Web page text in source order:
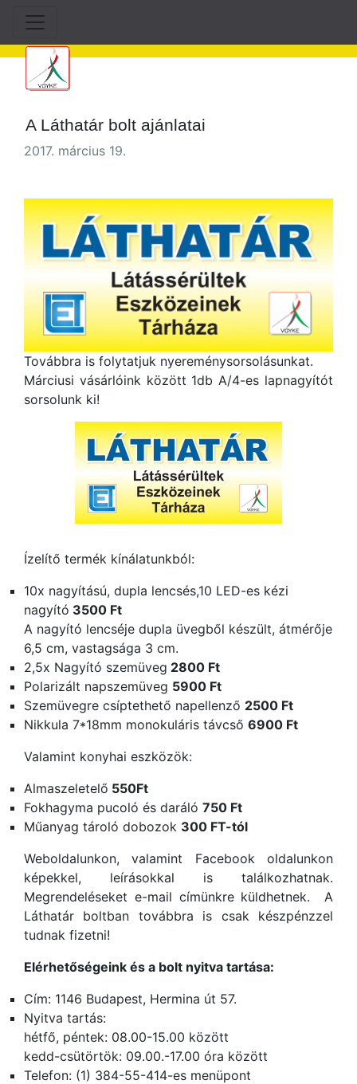
A Láthatár bolt ajánlatai
2017. március 19.
Továbbra is folytatjuk nyereménysorsolásunkat.
Márciusi vásárlóink között 1db A/4-es lapnagyítót
sorsolunk ki!
Ízelítő termék kínálatunkból:
10x nagyítású, dupla lencsés,10 LED-es kézi
nagyító 3500 Ft
A nagyító lencséje dupla üvegből készült, átmérője
6,5 cm, vastagsága 3 cm.
2,5x Nagyító szemüveg 2800 Ft
Polarizált napszemüveg 5900 Ft
Szemüvegre csíptethető napellenző 2500 Ft
Nikkula 7*18mm monokuláris távcső 6900 Ft
Valamint konyhai eszközök:
Almaszeletelő 550Ft
Fokhagyma pucoló és daráló 750 Ft
Műanyag tároló dobozok 300 FT-tól
Weboldalunkon, valamint Facebook oldalunkon
képekkel, leírásokkal is találkozhatnak.
Megrendeléseket e-mail címünkre küldhetnek. A
Láthatár boltban továbbra is csak készpénzzel
tudnak fizetni!
Elérhetőségeink és a bolt nyitva tartása:
Cím: 1146 Budapest, Hermina út 57.
Nyitva tartás:
hétfő, péntek: 08.00-15.00 között
kedd-csütörtök: 09.00.-17.00 óra között
Telefon: (1) 384-55-414-es menüpont